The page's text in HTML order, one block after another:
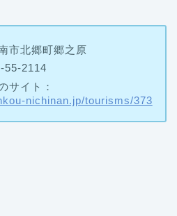
市北郷町郷之原
55-2114
サイト：
nichinan.jp/tourisms/373